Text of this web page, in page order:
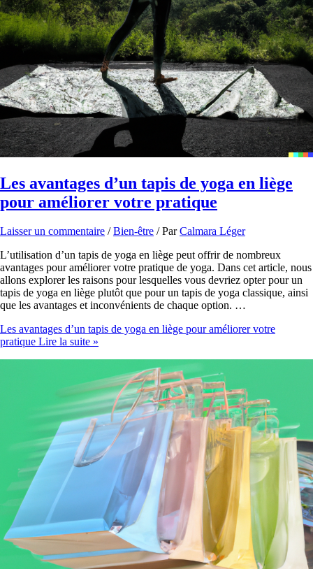
Les avantages d’un tapis de yoga en liège
pour améliorer votre pratique
Laisser un commentaire /Bien-être / ParCalmara Léger
L’utilisation d’un tapis de yoga en liège peut offrir de nombreux
avantages pour améliorer votre pratique de yoga. Dans cet article, nous
allons explorer les raisons pour lesquelles vous devriez opter pour un
tapis de yoga en liège plutôt que pour un tapis de yoga classique, ainsi
que les avantages et inconvénients de chaque option. …
Les avantages d’un tapis de yoga en liège pour améliorer votre
pratique Lire la suite »